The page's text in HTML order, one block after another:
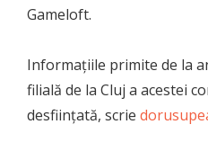
Gameloft.
Informațiile primite de la
filială de la Cluj a acestei
desființată, scrie